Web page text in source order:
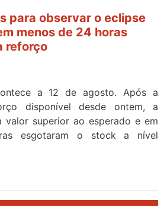
para observar o eclipse
menos de 24 horas
reforço
a 12 de agosto. Após a
disponível desde ontem, a
valor superior ao esperado e em
esgotaram o stock a nível